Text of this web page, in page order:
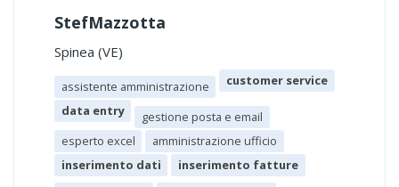
StefMazzotta
Spinea (VE)
assistente amministrazione
customer service
data entry
gestione posta e email
esperto excel
amministrazione ufficio
inserimento dati
inserimento fatture